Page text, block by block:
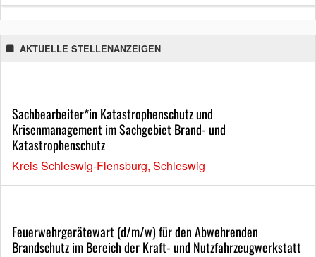
AKTUELLE STELLENANZEIGEN
Sachbearbeiter*in Katastrophenschutz und
Krisenmanagement im Sachgebiet Brand- und
Katastrophenschutz
Kreis Schleswig-Flensburg, Schleswig
Feuerwehrgerätewart (d/m/w) für den Abwehrenden
Brandschutz im Bereich der Kraft- und Nutzfahrzeugwerkstatt